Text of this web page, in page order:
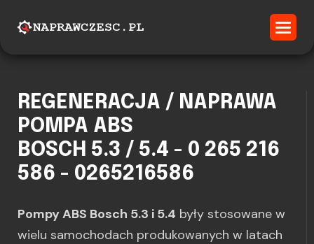
REGENERACJA / NAPRAWA
POMPA ABS
BOSCH 5.3 / 5.4 - 0 265 216
586 - 0265216586
Pompy ABS Bosch 5.3 i 5.4 były stosowane w
wielu samochodach produkowanych w latach